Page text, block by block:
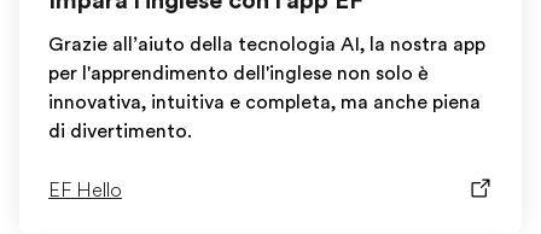
Grazie all’aiuto della tecnologia AI, la nostra app
per l'apprendimento dell'inglese non solo è
innovativa, intuitiva e completa, ma anche piena
di divertimento.
EF Hello